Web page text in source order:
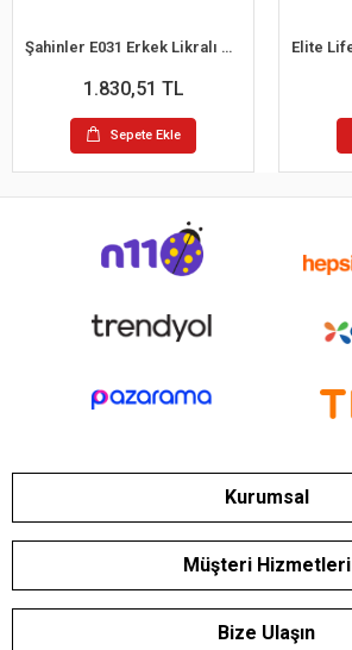
Şahinler E031 Erkek Likralı Boxer Külot 6lı Paket Siyah S
1.830,51 TL
Sepete Ekle
Kurumsal
Müşteri Hizmetleri
Bize Ulaşın